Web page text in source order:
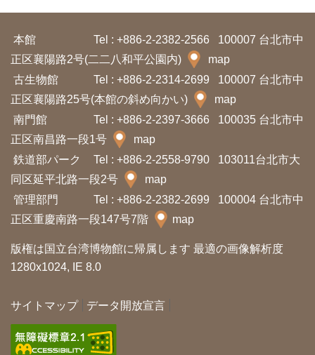
ト
ッ
プ
ペ
ー
ジ
イ
ト
マ
プ
中
文
glis
h
Ba
本館 Tel : +886-2-2382-2566
100007 台北市中
正区襄陽路2号(二二八和平公園内)
map
古生物館
Tel : +886-2-2314-2699
100007 台北市中
正区襄陽路25号(本館の斜め向かい)
map
南門館
Tel : +886-2-2397-3666
100035 台北市中
正区南昌路一段1号
map
鉄道部パーク
Tel : +886-2-2558-9790
103011台北市大
同区延平北路一段2号
map
管理部門
Tel : +886-2-2382-2699
100004 台北市中
正区重慶南路一段147号7階
map
版権は国立台湾博物館に帰属します 最適の画像解析度
1280x1024, IE 8.0
サイトマップ データ開放宣言